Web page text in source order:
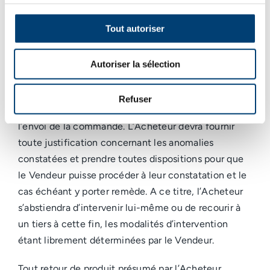
Tout autoriser
Autoriser la sélection
Refuser
le droit de refuser une commande ultérieure.
Toute réserve ou contestation relative à la
conformité de la livraison devra être portée à la
connaissance du Vendeur (fax ou courriel) et
confirmée par lettre recommandée avec accusé de
réception dans un délai maximum de 10 jours après
l’envoi de la commande. L’Acheteur devra fournir
toute justification concernant les anomalies
constatées et prendre toutes dispositions pour que
le Vendeur puisse procéder à leur constatation et le
cas échéant y porter remède. A ce titre, l’Acheteur
s’abstiendra d’intervenir lui-même ou de recourir à
un tiers à cette fin, les modalités d’intervention
étant librement déterminées par le Vendeur.